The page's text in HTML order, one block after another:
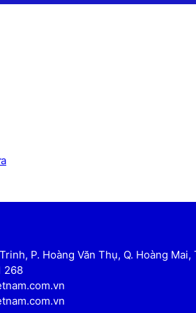
P. Hoàng Văn Thụ, Q. Hoàng Mai,
268